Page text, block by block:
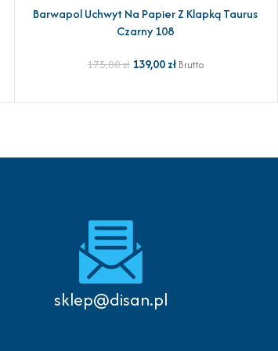
DODAJ DO KOSZYKA
Barwapol Uchwyt Na Papier Z Klapką Taurus
Czarny 108
175,00zł 139,00zł Brutto
sklep@disan.pl